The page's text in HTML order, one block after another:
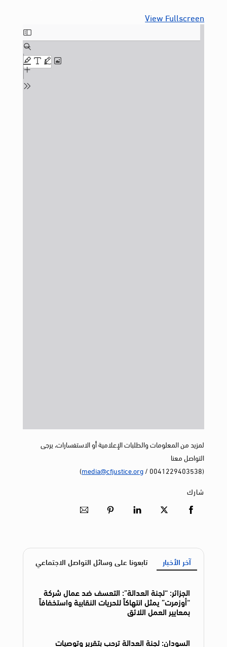
View Fullscreen
to
لمزيد من المعلومات والطلبات الإعلامية أو الاستفسارات، يرجى
التواصل معنا
(0041229403538 /
media@cfjustice.org
)
شارك
آخر الأخبار تابعونا على وسائل التواصل الاجتماعي
الجزائر: “لجنة العدالة”: التعسف ضد عمال شركة
“أوزمرت” يمثل انتهاكاً للحريات النقابية واستخفافاً
بمعايير العمل اللائق
السودان: لجنة العدالة ترحب بتقرير وتوصيات